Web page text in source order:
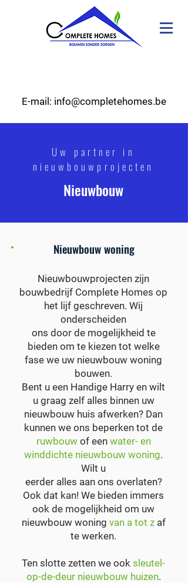
E-mail: info@completehomes.be
Uw partner in
nieuwbouwprojecten
Nieuwbouw
Nieuwbouwprojecten zijn
bouwbedrijf Complete Homes op
het lijf geschreven. Wij
onderscheiden
ons door de mogelijkheid te
bieden om te kiezen tot welke
fase we uw nieuwbouw woning
bouwen.
Bent u een Handige Harry en wilt
u graag zelf alles binnen uw
nieuwbouw huis afwerken? Dan
kunnen we ons beperken tot de
ruwbouwof een water- en
winddichte nieuwbouw woning.
Wilt u
eerder alles aan ons overlaten?
Ook dat kan! We bieden immers
ook de mogelijkheid om uw
nieuwbouw woning van a tot zaf
te werken.
Ten slotte zetten we ook sleutel-
op-de-deur nieuwbouw huizen.
Nieuwbouw woning